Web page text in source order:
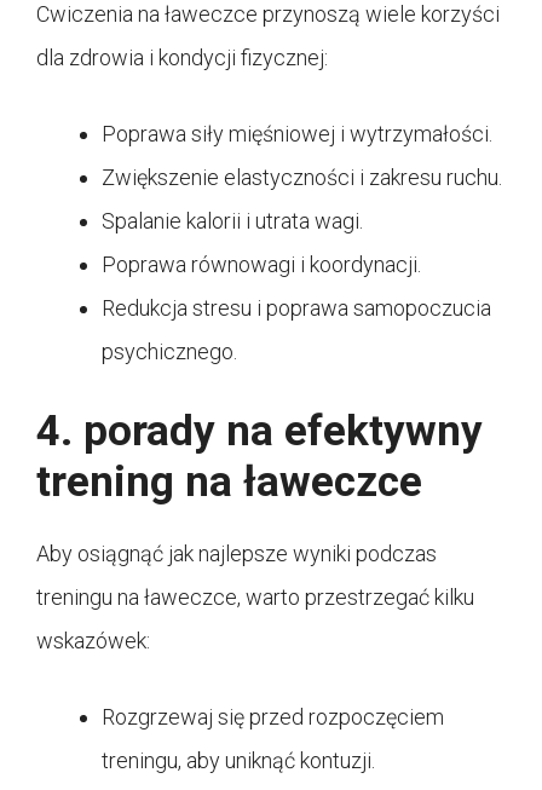
Cwiczenia na ławeczce przynoszą wiele korzyści
dla zdrowia i kondycji fizycznej:
Poprawa siły mięśniowej i wytrzymałości.
Zwiększenie elastyczności i zakresu ruchu.
Spalanie kalorii i utrata wagi.
Poprawa równowagi i koordynacji.
Redukcja stresu i poprawa samopoczucia
psychicznego.
4. porady na efektywny
trening na ławeczce
Aby osiągnąć jak najlepsze wyniki podczas
treningu na ławeczce, warto przestrzegać kilku
wskazówek:
Rozgrzewaj się przed rozpoczęciem
treningu, aby uniknąć kontuzji.